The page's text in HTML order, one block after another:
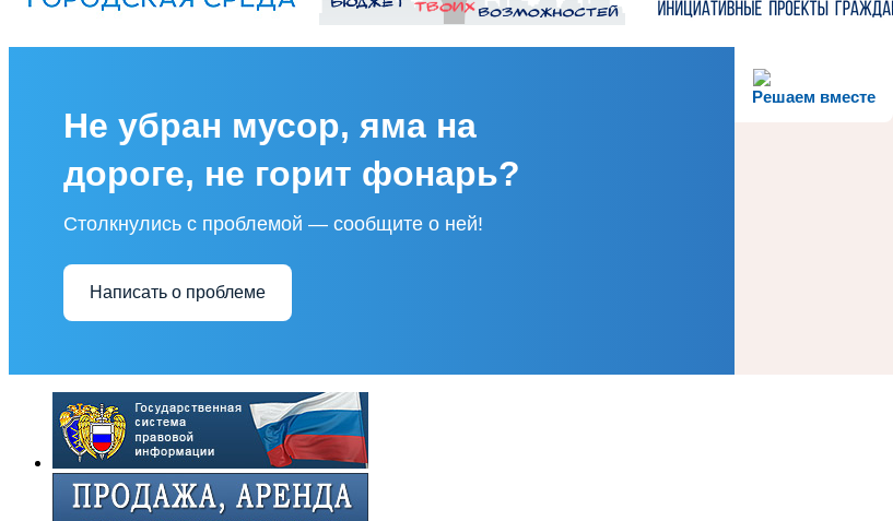
Решаем вместе
Не убран мусор, яма на
дороге, не горит фонарь?
Столкнулись с проблемой — сообщите о ней!
Написать о проблеме